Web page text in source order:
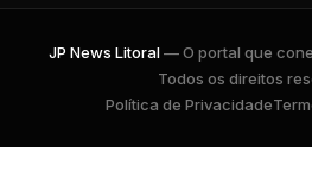
JP News Litoral— O portal que
Todos os direitos
Política de Privacidade